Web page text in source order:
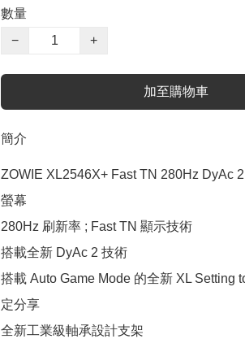
數量
−
+
加至購物車
簡介
ZOWIE XL2546X+ Fast TN 280Hz DyAc
螢幕
280Hz 刷新率 ; Fast TN 顯示技術
搭載全新 DyAc 2 技術
搭載 Auto Game Mode 的全新 XL Setting
定分享
全新工業級軸承設計支架